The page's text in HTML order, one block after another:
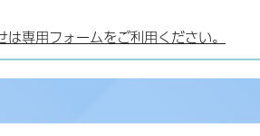
専用フォームをご利用ください。